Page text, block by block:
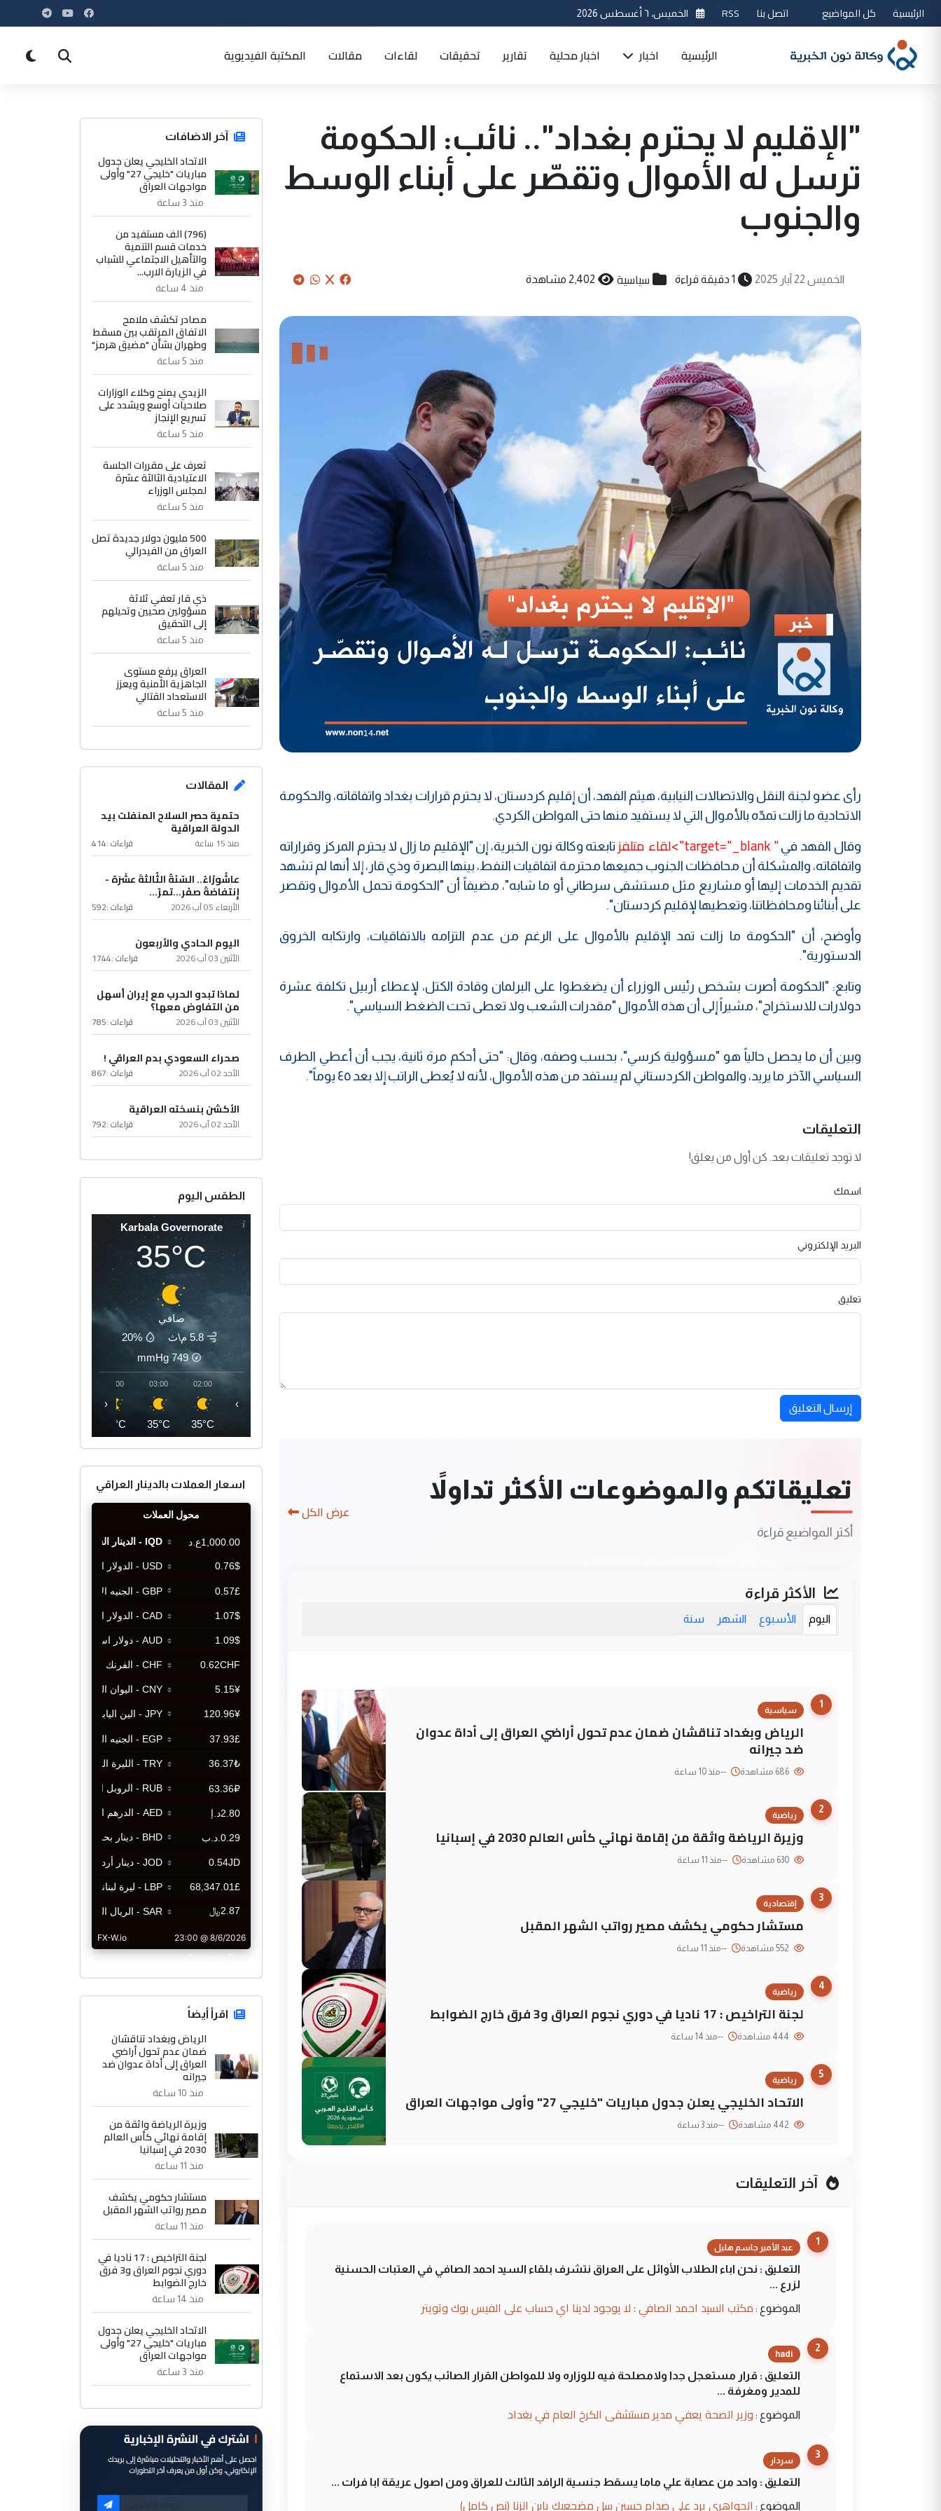
الرئيسية كل المواضيع اتصل بنا RSS الخميس، ٦ أغسطس 2026
الرئيسية اخبار اخبار محلية تقارير تحقيقات لقاءات مقالات المكتبة الفيديوية
"الإقليم لا يحترم بغداد".. نائب: الحكومة
ترسل له الأموال وتقصّر على أبناء الوسط
والجنوب
الخميس 22 آيار 2025 1 دقيقة قراءة سياسية 2,402 مشاهدة
رأى عضو لجنة النقل والاتصالات النيابية، هيثم الفهد، أن إقليم كردستان، لا يحترم قرارات بغداد واتفاقاته، والحكومة
الاتحادية ما زالت تمدّه بالأموال التي لا يستفيد منها حتى المواطن الكردي.
وقال الفهد في" target="_blank">لقاء متلفز
تابعته وكالة نون الخبرية، إن "الإقليم ما زال لا يحترم المركز وقراراته
واتفاقاته، والمشكلة أن محافظات الجنوب جميعها محترمة اتفاقيات النفط، بينها البصرة وذي قار، إلا أنها لم تشهد
تقديم الخدمات إليها أو مشاريع مثل مستشفى سرطاني أو ما شابه"، مضيفاً أن "الحكومة تحمل الأموال وتقصر
على أبنائنا ومحافظاتنا، وتعطيها لإقليم كردستان".
وأوضح، أن "الحكومة ما زالت تمد الإقليم بالأموال على الرغم من عدم التزامه بالاتفاقيات، وارتكابه الخروق
الدستورية".
وتابع: "الحكومة أصرت بشخص رئيس الوزراء أن يضغطوا على البرلمان وقادة الكتل، لإعطاء أربيل تكلفة عشرة
دولارات للاستخراج"، مشيراً إلى أن هذه الأموال "مقدرات الشعب ولا تعطى تحت الضغط السياسي".
وبين أن ما يحصل حالياً هو "مسؤولية كرسي"، بحسب وصفه، وقال: "حتى أحكم مرة ثانية، يجب أن أعطي الطرف
السياسي الآخر ما يريد، والمواطن الكردستاني لم يستفد من هذه الأموال، لأنه لا يُعطى الراتب إلا بعد ٤٥ يوماً".
التعليقات
لا توجد تعليقات بعد. كن أول من يعلق!
اسمك
البريد الإلكتروني
تعليق
إرسال التعليق
تعليقاتكم والموضوعات الأكثر تداولاً
أكثر المواضيع قراءة
عرض الكل
الأكثر قراءة
اليوم الأسبوع الشهر سنة
1
سياسية
الرياض وبغداد تناقشان ضمان عدم تحول أراضي العراق إلى أداة عدوان
ضد جيرانه
--منذ 10 ساعة
2
رياضية
وزيرة الرياضة واثقة من إقامة نهائي كأس العالم 2030 في إسبانيا
--منذ 11 ساعة
3
إقتصادية
مستشار حكومي يكشف مصير رواتب الشهر المقبل
--منذ 11 ساعة
4
رياضية
لجنة التراخيص : 17 ناديا في دوري نجوم العراق و3 فرق خارج الضوابط
--منذ 14 ساعة
5
رياضية
الاتحاد الخليجي يعلن جدول مباريات "خليجي 27" وأولى مواجهات العراق
--منذ 3 ساعة
آخر التعليقات
1
عبد الأمير جاسم هليل
التعليق : نحن اباء الطلاب الأوائل على العراق نتشرف بلقاء السيد احمد الصافي في العتبات الحسنية
لزرع ...
الموضوع : مكتب السيد احمد الصافي : لا يوجود لدينا اي حساب على الفيس بوك وتويتر
2
hadi
التعليق : قرار مستعجل جدا ولامصلحة فيه للوزاره ولا للمواطن القرار الصائب يكون بعد الاستماع
للمدير ومغرفة ...
الموضوع : وزير الصحة يعفي مدير مستشفى الكرخ العام في بغداد
3
سردار
التعليق : واحد من عصابة علي ماما يسقط جنسية الرافد الثالث للعراق ومن اصول عريقة ابا فرات ...
الموضوع : الجواهري يرد على صدام حسين سل مضجعيك يابن الزنا (نص كامل)
آخر الاضافات
الاتحاد الخليجي يعلن جدول
مباريات "خليجي 27" وأولى
مواجهات العراق
منذ 3 ساعة
(796) الف مستفيد من
خدمات قسم التنمية
والتأهيل الاجتماعي للشباب
في الزيارة الارب...
منذ 4 ساعة
مصادر تكشف ملامح
الاتفاق المرتقب بين مسقط
وطهران بشأن "مضيق هرمز"
منذ 5 ساعة
الزيدي يمنح وكلاء الوزارات
صلاحيات أوسع ويشدد على
تسريع الإنجاز
منذ 5 ساعة
تعرف على مقررات الجلسة
الاعتيادية الثالثة عشرة
لمجلس الوزراء
منذ 5 ساعة
500 مليون دولار جديدة تصل
العراق من الفيدرالي
منذ 5 ساعة
ذي قار تعفي ثلاثة
مسؤولين صحيين وتحيلهم
إلى التحقيق
منذ 5 ساعة
العراق يرفع مستوى
الجاهزية الأمنية ويعزز
الاستعداد القتالي
منذ 5 ساعة
المقالات
حتمية حصر السلاح المنفلت بيد
الدولة العراقية
منذ 15 ساعة قراءات :414
عاشُورْاءُ.. السّنَةُ الثّالثةَ عشَرَة -
إِنتفاضةُ صفَر…تمرّ...
الأربعاء 05 آب 2026 قراءات :592
اليوم الحادي والأربعون
الأثنين 03 آب 2026 قراءات :1744
لماذا تبدو الحرب مع إيران أسهل
من التفاوض معها؟
الأثنين 03 آب 2026 قراءات :785
صحراء السعودي بدم العراقي !
الأحد 02 آب 2026 قراءات :867
الأكشن بنسخته العراقية
الأحد 02 آب 2026 قراءات :792
الطقس اليوم
Karbala Governorate
35°C
صافي
5.8 م\ث
20%
749
mmHg
02:00
35°C
03:00
35°C
04:00
35°C
‹ ›
اسعار العملات بالدينار العراقي
CurrencyRate
اقرأ أيضاً
الرياض وبغداد تناقشان
ضمان عدم تحول أراضي
العراق إلى أداة عدوان ضد
جيرانه
منذ 10 ساعة
وزيرة الرياضة واثقة من
إقامة نهائي كأس العالم
2030 في إسبانيا
منذ 11 ساعة
مستشار حكومي يكشف
مصير رواتب الشهر المقبل
منذ 11 ساعة
لجنة التراخيص : 17 ناديا في
دوري نجوم العراق و3 فرق
خارج الضوابط
منذ 14 ساعة
الاتحاد الخليجي يعلن جدول
مباريات "خليجي 27" وأولى
مواجهات العراق
منذ 3 ساعة